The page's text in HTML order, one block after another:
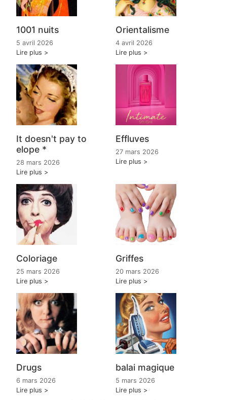
1001 nuits
5 avril 2026
Lire plus
Orientalisme
4 avril 2026
Lire plus
It doesn't pay to
elope *
28 mars 2026
Lire plus
Effluves
27 mars 2026
Lire plus
Coloriage
25 mars 2026
Lire plus
Griffes
20 mars 2026
Lire plus
Drugs
6 mars 2026
Lire plus
balai magique
5 mars 2026
Lire plus